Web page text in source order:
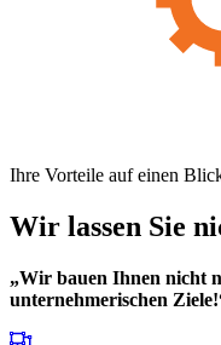
Ihre Vorteile auf einen
Wir lassen Sie
„Wir bauen Ihnen nicht
unternehmerischen